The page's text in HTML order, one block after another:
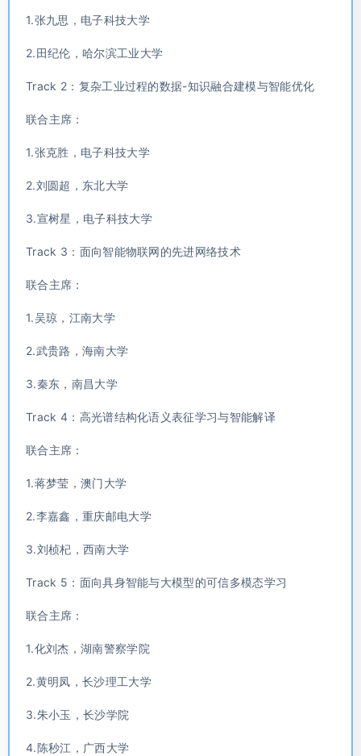
1.张九思，电子科技大学
2.田纪伦，哈尔滨工业大学
Track 2：复杂工业过程的数据-知识融合建模与智能优化
联合主席：
1.张克胜，电子科技大学
2.刘圆超，东北大学
3.宣树星，电子科技大学
Track 3：面向智能物联网的先进网络技术
联合主席：
1.吴琼，江南大学
2.武贵路，海南大学
3.秦东，南昌大学
Track 4：高光谱结构化语义表征学习与智能解译
联合主席：
1.蒋梦莹，澳门大学
2.李嘉鑫，重庆邮电大学
3.刘桢杞，西南大学
Track 5：面向具身智能与大模型的可信多模态学习
联合主席：
1.化刘杰，湖南警察学院
2.黄明凤，长沙理工大学
3.朱小玉，长沙学院
4.陈秒江，广西大学